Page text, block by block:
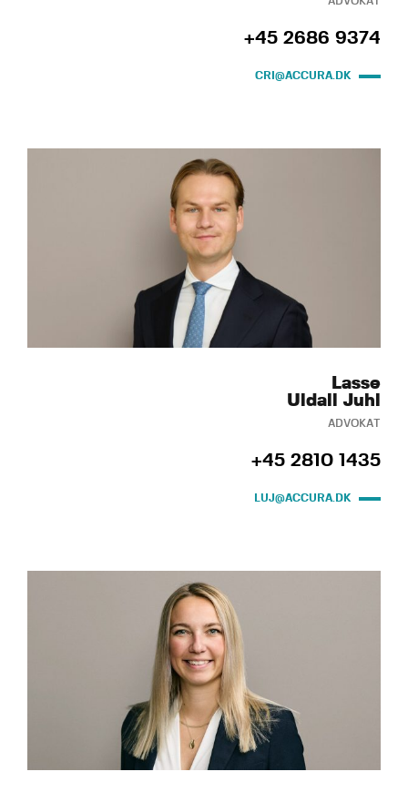
+45 2686 9374
CRI@ACCURA.DK
Lasse
Uldall Juhl
ADVOKAT
+45 2810 1435
LUJ@ACCURA.DK